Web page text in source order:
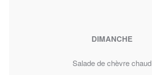
DIMANCHE
Salade de chèvre chaud